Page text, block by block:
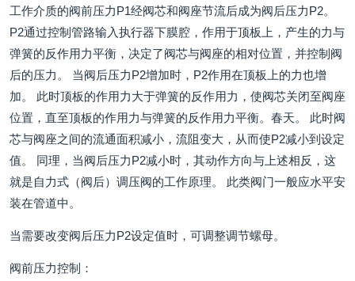
工作介质的阀前压力P1经阀芯和阀座节流后成为阀后压力P2。
P2通过控制管路输入执行器下膜腔，作用于顶板上，产生的力与
弹簧的反作用力平衡，决定了阀芯与阀座的相对位置，并控制阀
后的压力。 当阀后压力P2增加时，P2作用在顶板上的力也增
加。 此时顶板的作用力大于弹簧的反作用力，使阀芯关闭至阀座
位置，直至顶板的作用力与弹簧的反作用力平衡。春天。 此时阀
芯与阀座之间的流通面积减小，流阻变大，从而使P2减小到设定
值。 同理，当阀后压力P2减小时，其动作方向与上述相反，这
就是自力式（阀后）调压阀的工作原理。 此类阀门一般应水平安
装在管道中。
当需要改变阀后压力P2设定值时，可调整调节螺母。
阀前压力控制：